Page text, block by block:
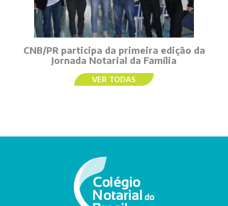
CNB/PR participa da primeira edição da
Jornada Notarial da Família
VER TODAS